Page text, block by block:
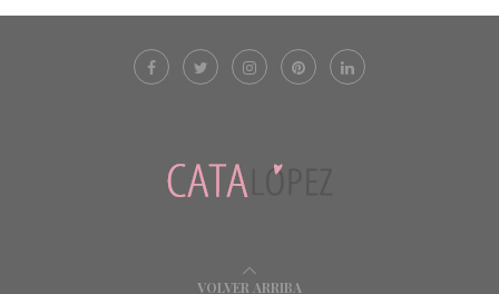
VOLVER ARRIBA